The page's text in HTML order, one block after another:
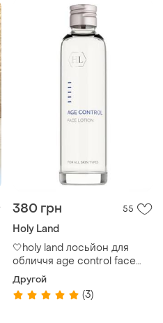
380 грн 55
Holy Land
🤍holy land лосьйон для
обличчя age control face
lotion
Другой
(3)